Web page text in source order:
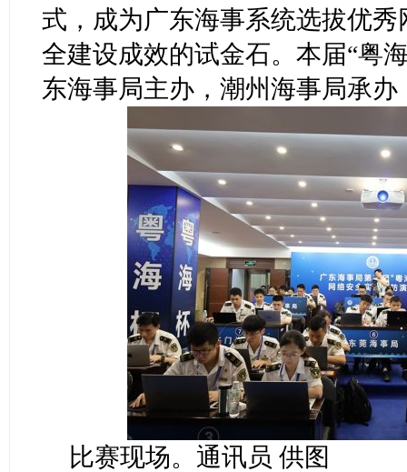
式，成为广东海事系统选拔优
全建设成效的试金石。本届“粤
东海事局主办，潮州海事局承
比赛现场。通讯员 供图